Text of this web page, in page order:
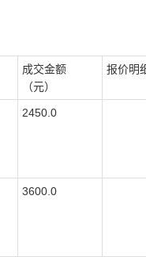
成交金额
（元）
报价明
2450.0
3600.0